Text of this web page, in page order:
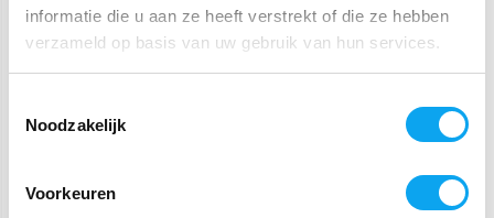
informatie die u aan ze heeft verstrekt of die ze hebben
verzameld op basis van uw gebruik van hun services.
Noodzakelijk
Voorkeuren